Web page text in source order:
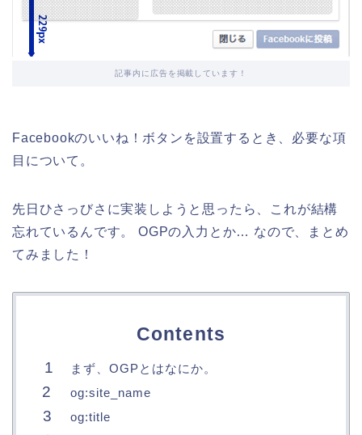
記事内に広告を掲載しています！
Facebookのいいね！ボタンを設置するとき、必要な項
目について。
先日ひさっびさに実装しようと思ったら、これが結構
忘れているんです。 OGPの入力とか… なので、まとめ
てみました！
Contents
まず、OGPとはなにか。
og:site_name
og:title